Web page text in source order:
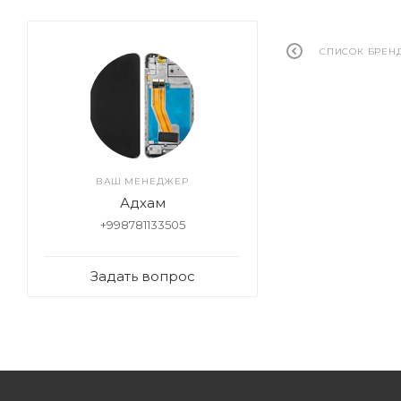
СПИСОК
ВАШ МЕНЕДЖЕР
Адхам
+998781133505
Задать вопрос